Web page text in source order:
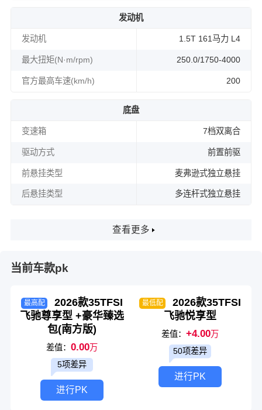
发动机
发动机 1.5T 161马力 L4
最大扭矩(N·m/rpm) 250.0/1750-4000
官方最高车速(km/h) 200
底盘
变速箱 7档双离合
驱动方式 前置前驱
前悬挂类型 麦弗逊式独立悬挂
后悬挂类型 多连杆式独立悬挂
查看更多
当前车款pk
最高配
2026款35TFSI
飞驰尊享型 +豪华臻选
包(南方版)
差值：0.00万
5项差异
进行PK
最低配
2026款35TFSI
飞驰悦享型
差值： +4.00万
50项差异
进行PK